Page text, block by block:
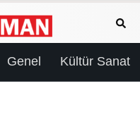
Genel Kültür Sanat